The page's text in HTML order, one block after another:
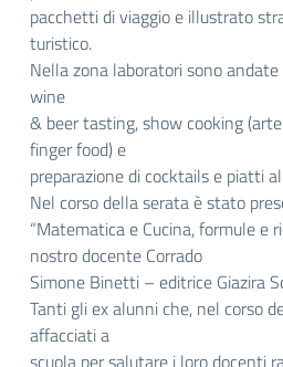
pacchetti di viaggio e illustrato
turistico.
Nella zona laboratori sono
wine
& beer tasting, show cooking
finger food) e
preparazione di cocktails e piatti
Nel corso della serata è stato
“Matematica e Cucina, formule e
nostro docente Corrado
Simone Binetti – editrice Giazira
Tanti gli ex alunni che, nel corso
affacciati a
scuola per salutare i loro docenti